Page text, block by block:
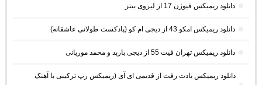
دانلود ریمیکس فیوژن 17 از لیروی بیتز
دانلود ریمیکس امکو 43 از دیجی ام کو (پادکست طولانی عاشقانه)
دانلود ریمیکس تهران فیت 55 از دیجی باربد و محمد موریانی
دانلود ریمیکس یادت رفت از قدیمی ای آی (ریمیکس رپ ترکیبی با آهنک